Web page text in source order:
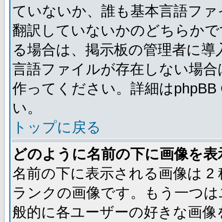
ていないか、誰も基本言語フ
翻訳していないかのどちらか
る場合は、掲示板の管理者に
言語ファイルが存在しない場
作ってください。詳細は
い。
トップに戻る
どのように名前の下に画像を
名前の下に表示される画像は
ランクの画像です。もう一つ
般的に各ユーザーの好きな画